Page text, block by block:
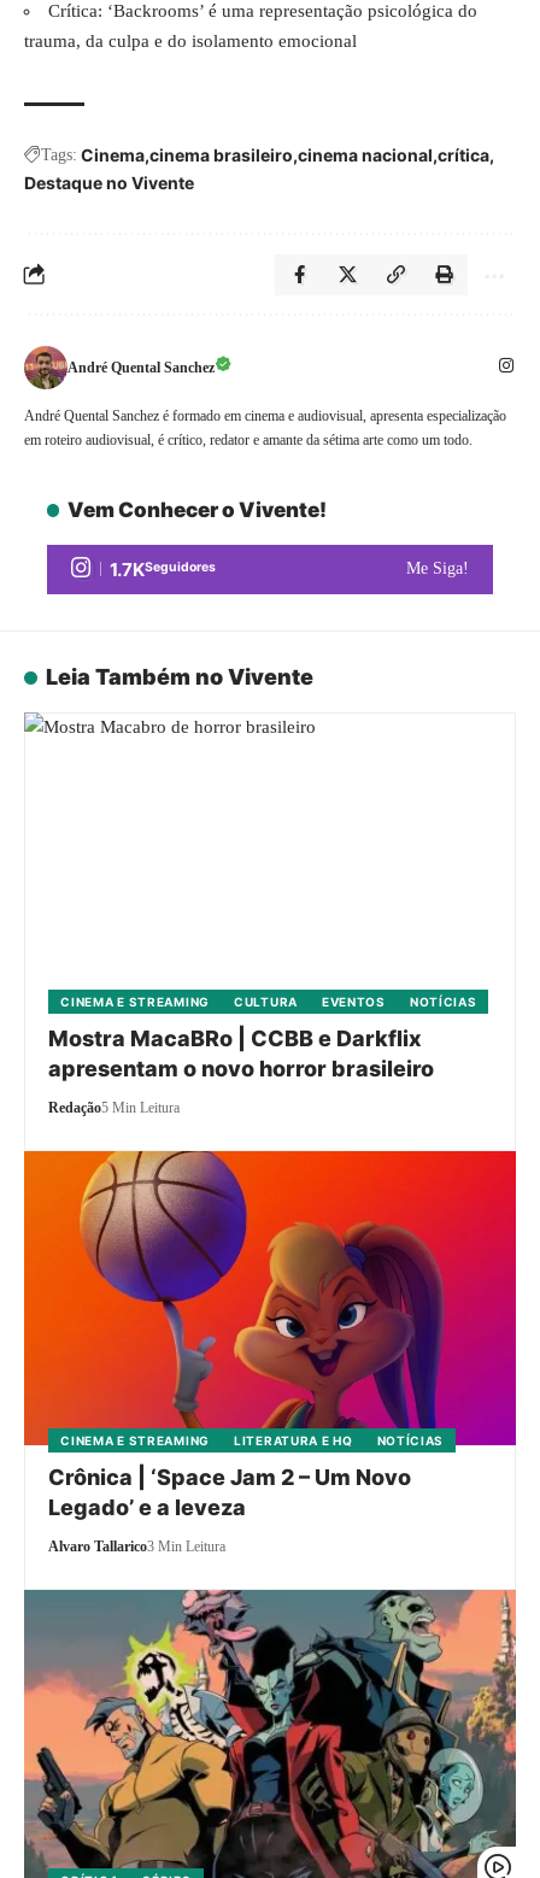
Crítica: ‘Backrooms’ é uma representação psicológica do
trauma, da culpa e do isolamento emocional
Tags: Cinema cinema brasileiro cinema nacional crítica
Destaque no Vivente
André Quental Sanchez
André Quental Sanchez é formado em cinema e audiovisual, apresenta especialização
em roteiro audiovisual, é crítico, redator e amante da sétima arte como um todo.
Vem Conhecer o Vivente!
1.7KSeguidores Me Siga!
Leia Também no Vivente
CINEMA E STREAMING CULTURA EVENTOS NOTÍCIAS
Mostra MacaBRo | CCBB e Darkflix
apresentam o novo horror brasileiro
Redação5 Min Leitura
CINEMA E STREAMING LITERATURA E HQ NOTÍCIAS
Crônica | ‘Space Jam 2 – Um Novo
Legado’ e a leveza
Alvaro Tallarico3 Min Leitura